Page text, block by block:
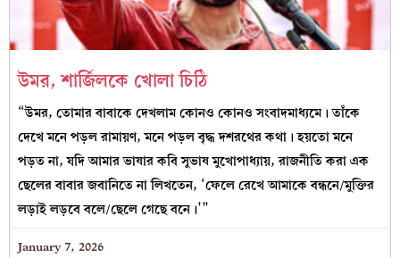
উমর, শার্জিলকে খোলা চিঠি
“উমর, তোমার বাবাকে দেখলাম কোনও কোনও সংবাদমাধ্যমে। তাঁকে
দেখে মনে পড়ল রামায়ণ, মনে পড়ল বৃদ্ধ দশরথের কথা। হয়তো মনে
পড়ত না, যদি আমার ভাষার কবি সুভাষ মুখোপাধ্যায়, রাজনীতি করা এক
ছেলের বাবার জবানিতে না লিখতেন, ‘ফেলে রেখে আমাকে বন্ধনে/মুক্তির
লড়াই লড়বে বলে/ছেলে গেছে বনে।’”
January 7, 2026